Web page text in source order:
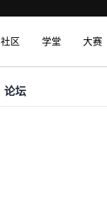
社区 学堂 大赛
论坛